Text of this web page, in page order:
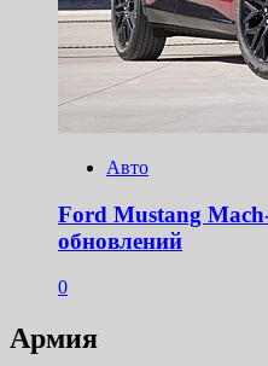
Авто
Ford Mustang
обновлений
0
Армия